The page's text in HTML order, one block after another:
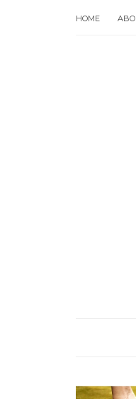
HOME